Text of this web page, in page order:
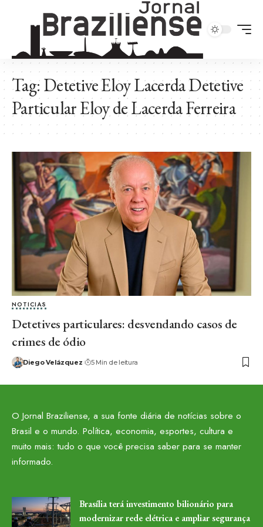
Tag:Detetive Eloy Lacerda Detetive
Particular Eloy de Lacerda Ferreira
NOTICIAS
Detetives particulares: desvendando casos de
crimes de ódio
Diego Velázquez 5 Min de leitura
O Jornal Braziliense, a sua fonte diária de notícias sobre o
Brasil e o mundo. Política, economia, esportes, cultura e
muito mais: tudo o que você precisa saber para se manter
informado.
Brasília terá investimento bilionário para
modernizar rede elétrica e ampliar segurança